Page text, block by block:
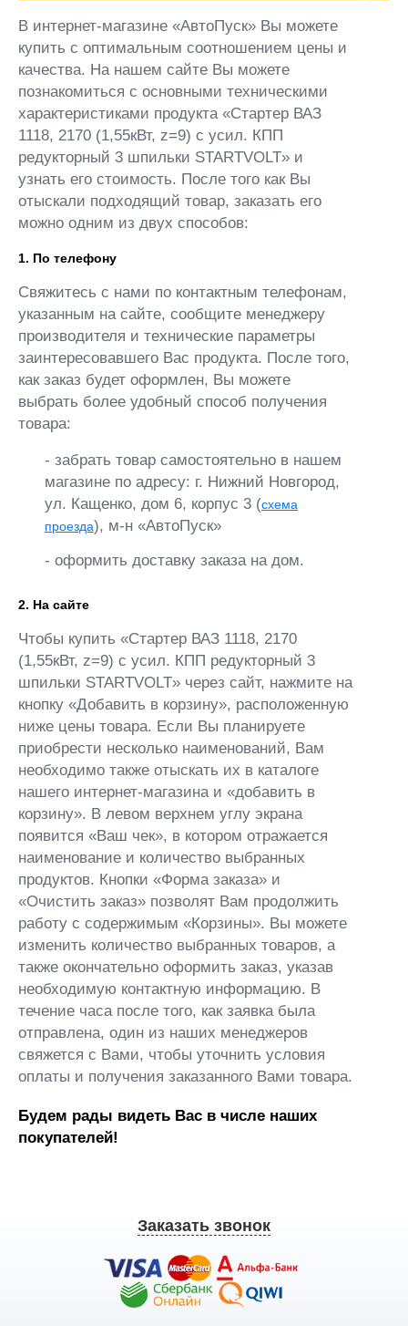
В интернет-магазине «АвтоПуск» Вы можете
купить с оптимальным соотношением цены и
качества. На нашем сайте Вы можете
познакомиться с основными техническими
характеристиками продукта «Стартер ВАЗ
1118, 2170 (1,55кВт, z=9) с усил. КПП
редукторный 3 шпильки STARTVOLT» и
узнать его стоимость. После того как Вы
отыскали подходящий товар, заказать его
можно одним из двух способов:
1. По телефону
Свяжитесь с нами по контактным телефонам,
указанным на сайте, сообщите менеджеру
производителя и технические параметры
заинтересовавшего Вас продукта. После того,
как заказ будет оформлен, Вы можете
выбрать более удобный способ получения
товара:
- забрать товар самостоятельно в нашем
магазине по адресу: г. Нижний Новгород,
ул. Кащенко, дом 6, корпус 3 (схема
проезда), м-н «АвтоПуск»
- оформить доставку заказа на дом.
2. На сайте
Чтобы купить «Стартер ВАЗ 1118, 2170
(1,55кВт, z=9) с усил. КПП редукторный 3
шпильки STARTVOLT» через сайт, нажмите на
кнопку «Добавить в корзину», расположенную
ниже цены товара. Если Вы планируете
приобрести несколько наименований, Вам
необходимо также отыскать их в каталоге
нашего интернет-магазина и «добавить в
корзину». В левом верхнем углу экрана
появится «Ваш чек», в котором отражается
наименование и количество выбранных
продуктов. Кнопки «Форма заказа» и
«Очистить заказ» позволят Вам продолжить
работу с содержимым «Корзины». Вы можете
изменить количество выбранных товаров, а
также окончательно оформить заказ, указав
необходимую контактную информацию. В
течение часа после того, как заявка была
отправлена, один из наших менеджеров
свяжется с Вами, чтобы уточнить условия
оплаты и получения заказанного Вами товара.
Будем рады видеть Вас в числе наших
покупателей!
Заказать звонок